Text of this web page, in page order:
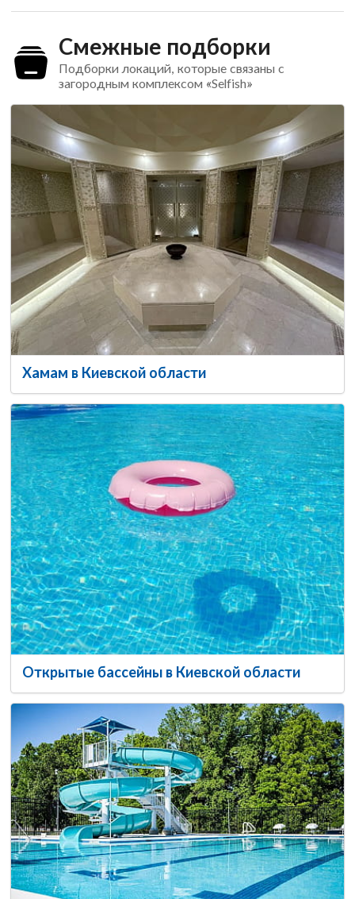
Смежные подборки
Подборки локаций, которые связаны с
загородным комплексом «Selfish»
Хамам в Киевской области
Открытые бассейны в Киевской области